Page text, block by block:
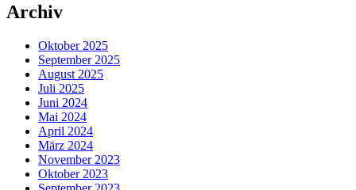
Archiv
Oktober 2025
September 2025
August 2025
Juli 2025
Juni 2024
Mai 2024
April 2024
März 2024
November 2023
Oktober 2023